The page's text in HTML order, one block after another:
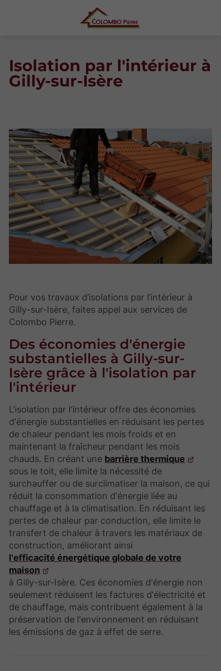
Isolation par l'intérieur à
Gilly-sur-Isère
Pour vos travaux d’isolations par l’intérieur à
Gilly-sur-Isère, faites appel aux services de
Colombo Pierre.
Des économies d'énergie
substantielles à Gilly-sur-
Isère grâce à l'isolation par
l'intérieur
L'isolation par l'intérieur offre des économies
d'énergie substantielles en réduisant les pertes
de chaleur pendant les mois froids et en
maintenant la fraîcheur pendant les mois
chauds. En créant une barrière thermique
sous le toit, elle limite la nécessité de
surchauffer ou de surclimatiser la maison, ce qui
réduit la consommation d'énergie liée au
chauffage et à la climatisation. En réduisant les
pertes de chaleur par conduction, elle limite le
transfert de chaleur à travers les matériaux de
construction, améliorant ainsi
l'efficacité énergétique globale de votre
maison
à Gilly-sur-Isère. Ces économies d'énergie non
seulement réduisent les factures d'électricité et
de chauffage, mais contribuent également à la
préservation de l'environnement en réduisant
les émissions de gaz à effet de serre.